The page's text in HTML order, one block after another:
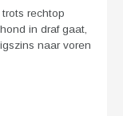
rechtop
in draf gaat,
naar voren